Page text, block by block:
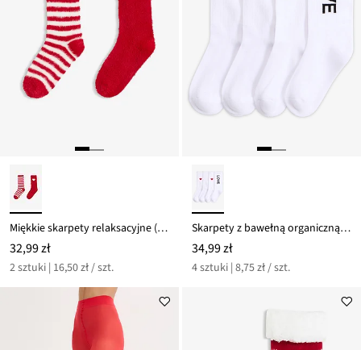
Miękkie skarpety relaksacyjne (2 pary)
32,99 zł
2 sztuki | 16,50 zł / szt.
Skarpety z bawełną organiczną (4 pary)
34,99 zł
4 sztuki | 8,75 zł / szt.